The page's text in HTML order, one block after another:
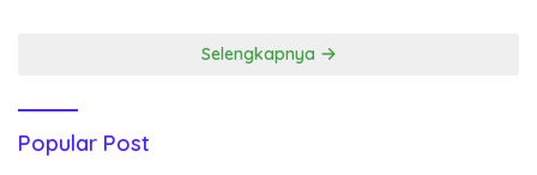
Selengkapnya
Popular Post